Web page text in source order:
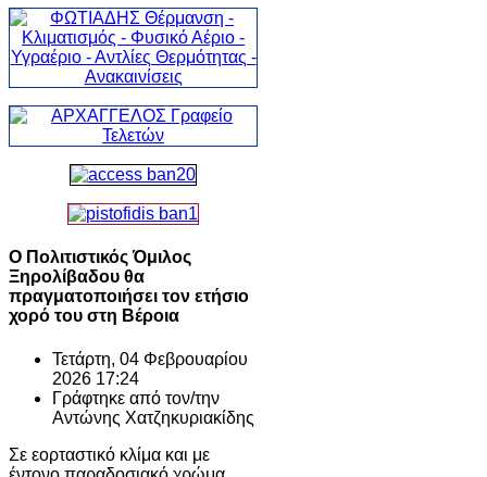
Ο Πολιτιστικός Όμιλος
Ξηρολίβαδου θα
πραγματοποιήσει τον ετήσιο
χορό του στη Βέροια
Τετάρτη, 04 Φεβρουαρίου
2026 17:24
Γράφτηκε από τον/την
Αντώνης Χατζηκυριακίδης
Σε εορταστικό κλίμα και με